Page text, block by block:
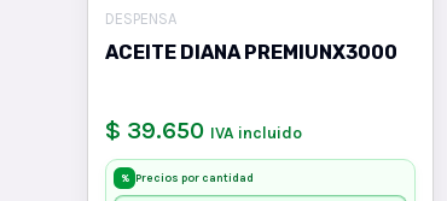
DESPENSA
ACEITE DIANA PREMIUNX3000
$ 39.650 IVA incluido
% Precios por cantidad